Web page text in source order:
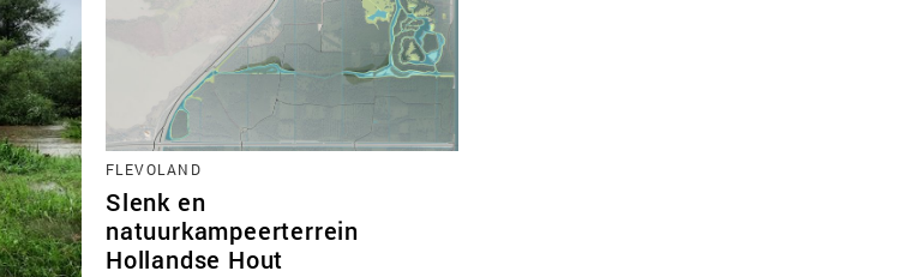
FLEVOLAND
Slenk en
natuurkampeerterrein
Hollandse Hout